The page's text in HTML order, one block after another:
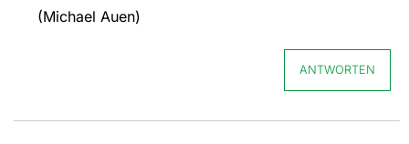
(Michael Auen)
ANTWORTEN